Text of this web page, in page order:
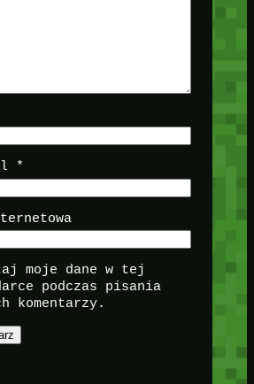
*
moje dane w tej
podczas pisania
komentarzy.